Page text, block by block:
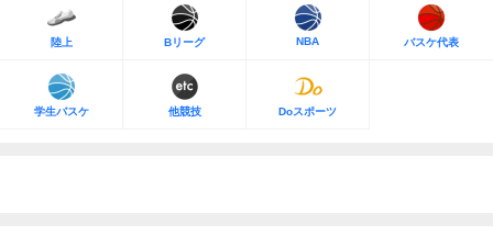
陸上 Bリーグ NBA バスケ代表
学生バスケ 他競技 Doスポーツ